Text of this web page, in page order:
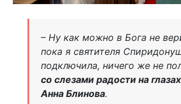
– Ну как можно в Бога не
пока я святителя
подключила, ничего же не
со слезами радости на
Анна Блинова.